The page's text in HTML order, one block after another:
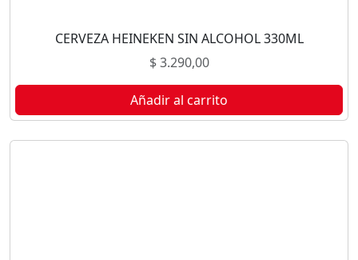
CERVEZA HEINEKEN SIN ALCOHOL 330ML
$3.290,00
Añadir al carrito